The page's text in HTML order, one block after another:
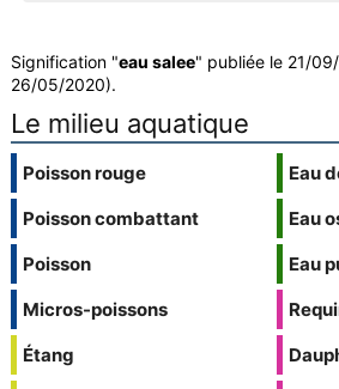
Signification "eau salee" publiée le 21/
26/05/2020).
Le milieu aquatique
Poisson rouge
Poisson combattant
Poisson
Micros-poissons
Étang
Eau
Eau
Eau